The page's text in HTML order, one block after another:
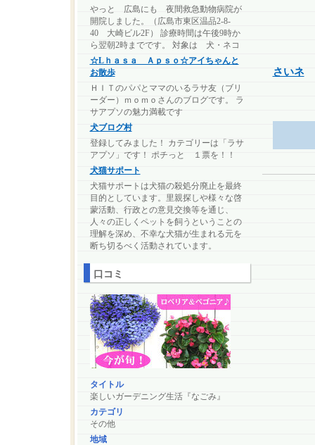
やっと 広島にも 夜間救急動物病院が
開院しました。（広島市東区温品2-8-
40 大崎ビル2F） 診療時間は午後9時か
ら翌朝2時までです。 対象は 犬・ネコ
☆Lｈａｓａ Ａｐｓｏ☆アイちゃんと
お散歩
ＨＩＴのパパとママのいるラサ友（ブリ
ーダー）ｍｏｍｏさんのブログです。 ラ
サアプソの魅力満載です
犬ブログ村
登録してみました！ カテゴリーは「ラサ
アプソ」です！ ポチっと １票を！！
犬猫サポート
犬猫サポートは犬猫の殺処分廃止を最終
目的としています。里親探しや様々な啓
蒙活動、行政との意見交換等を通じ、
人々の正しくペットを飼うということの
理解を深め、不幸な犬猫が生まれる元を
断ち切るべく活動されています。
口コミ
タイトル
楽しいガーデニング生活『なごみ』
カテゴリ
その他
地域
さいネ